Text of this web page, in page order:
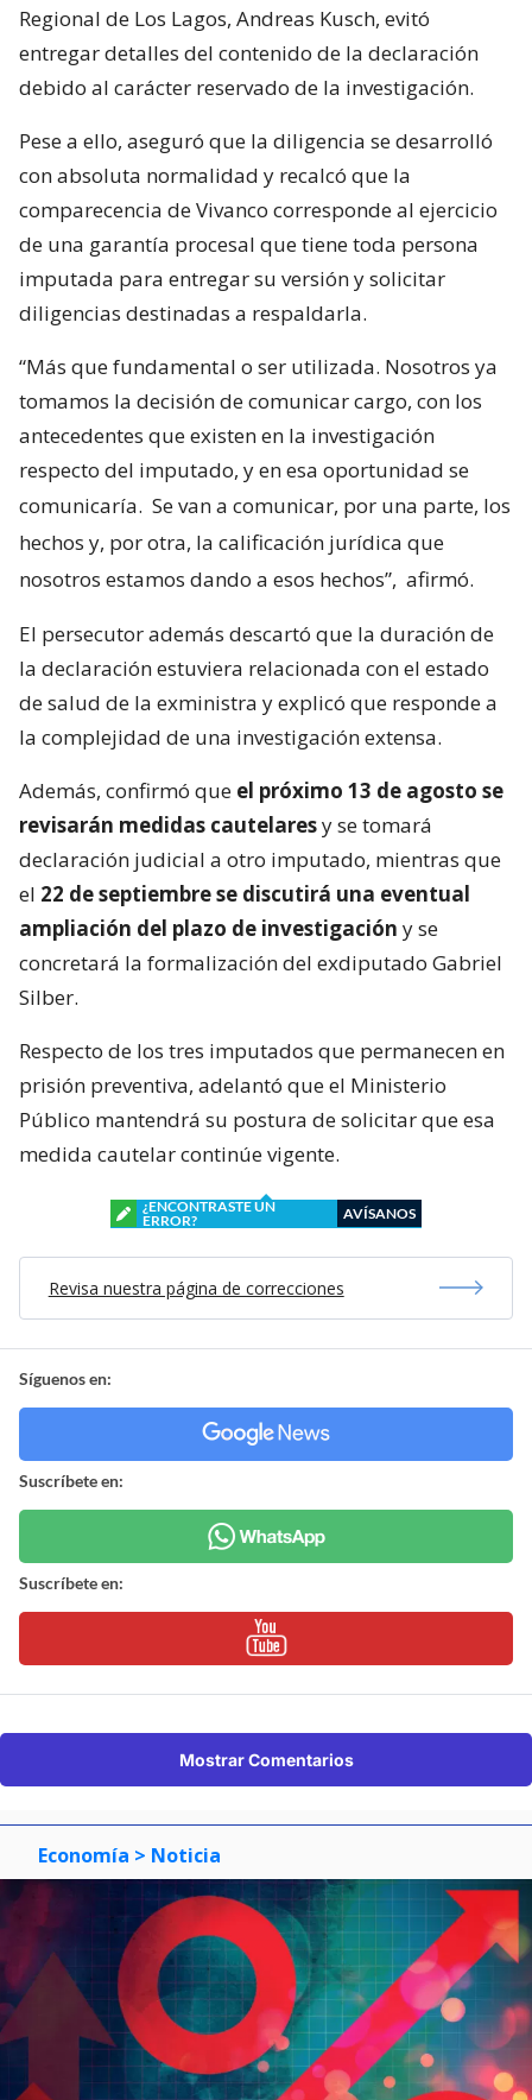
Regional de Los Lagos, Andreas Kusch, evitó
entregar detalles del contenido de la declaración
debido al carácter reservado de la investigación.
Pese a ello, aseguró que la diligencia se desarrolló
con absoluta normalidad y recalcó que la
comparecencia de Vivanco corresponde al ejercicio
de una garantía procesal que tiene toda persona
imputada para entregar su versión y solicitar
diligencias destinadas a respaldarla.
“Más que fundamental o ser utilizada. Nosotros ya
tomamos la decisión de comunicar cargo, con los
antecedentes que existen en la investigación
respecto del imputado, y en esa oportunidad se
comunicaría. Se van a comunicar, por una parte, los
hechos y, por otra, la calificación jurídica que
nosotros estamos dando a esos hechos”, afirmó.
El persecutor además descartó que la duración de
la declaración estuviera relacionada con el estado
de salud de la exministra y explicó que responde a
la complejidad de una investigación extensa.
Además, confirmó que el próximo 13 de agosto se
revisarán medidas cautelaresy se tomará
declaración judicial a otro imputado, mientras que
el 22 de septiembre se discutirá una eventual
ampliación del plazo de investigación y se
concretará la formalización del exdiputado Gabriel
Silber.
Respecto de los tres imputados que permanecen en
prisión preventiva, adelantó que el Ministerio
Público mantendrá su postura de solicitar que esa
medida cautelar continúe vigente.
¿ENCONTRASTE UN
ERROR?
AVÍSANOS
Revisa nuestra página de correcciones
Síguenos en:
Suscríbete en:
Suscríbete en:
Mostrar Comentarios
Economía > Noticia